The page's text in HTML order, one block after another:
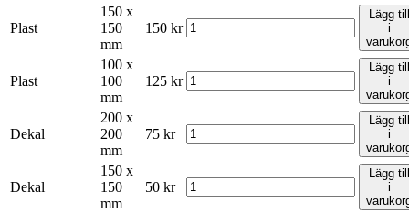
Plast
150 x
150
mm
150 kr
Lägg till
i
Plast
100 x
100
mm
125 kr
Lägg till
i
Dekal
200 x
200
mm
75 kr
Lägg till
i
Dekal
150 x
150
mm
50 kr
Lägg till
i